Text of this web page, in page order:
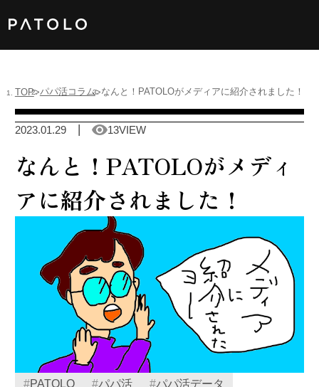
男性TOP
加盟店TOP
ABOUT US
TOP パパ活コラム なんと！PATOLOがメディアに紹介されました！
2023.01.29 13VIEW
なんと！PATOLOがメディ
アに紹介されました！
#PATOLO #パパ活 #パパ活データ